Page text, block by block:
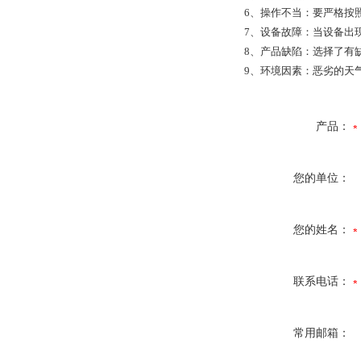
6、操作不当：要严格按
7、设备故障：当设备出
8、产品缺陷：选择了有
9、环境因素：恶劣的天
产品：
您的单位：
您的姓名：
联系电话：
常用邮箱：